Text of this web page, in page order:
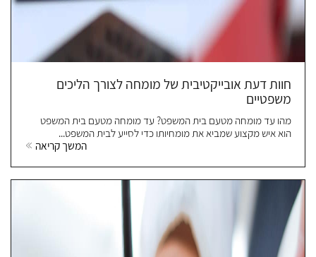
חוות דעת אובייקטיבית של מומחה לצורך הליכים
משפטיים
מהו עד מומחה מטעם בית המשפט? עד מומחה מטעם בית המשפט
הוא איש מקצוע שמביא את מומחיותו כדי לסייע לבית המשפט...
המשך קריאה